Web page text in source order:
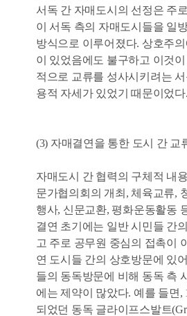
서독 간 자매도시의 선정은 주
이 서독 측의 자매도시들을 일
방식으로 이루어졌다. 상호주
이 있었음에도 불구하고 이것
적으로 교류를 성사시키려는
용적 자세가 있었기 때문이었다.
(3) 자매결연을 통한 도시 간 교
자매도시 간 협력의 구체적 내
문가협의회의 개최, 체육교류,
행사, 신문교환, 평화운동활동
결연 초기에는 일반 시민들 간
고 주로 공무원 중심의 접촉이
연 도시들 간의 상호방문에 있
들의 동독방문에 비해 동독 측
에는 제약이 많았다. 예를 들면,
되었던 동독 글라이프스발트